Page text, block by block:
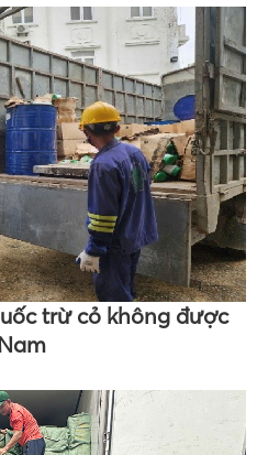
trừ cỏ không được